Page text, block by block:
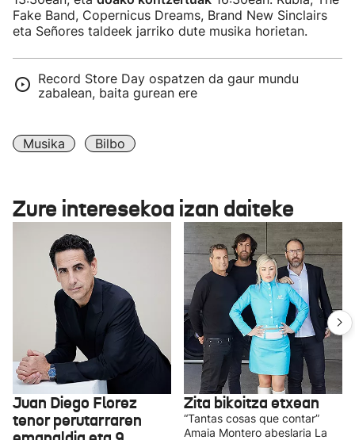
Fake Band, Copernicus Dreams, Brand New Sinclairs
eta Señores taldeek jarriko dute musika horietan.
Record Store Day ospatzen da gaur mundu
zabalean, baita gurean ere
Musika Bilbo
Zure interesekoa izan daiteke
Juan Diego Florez
tenor perutarraren
Zita bikoitza etxean
“Tantas cosas que contar”
Amaia Montero abeslaria La